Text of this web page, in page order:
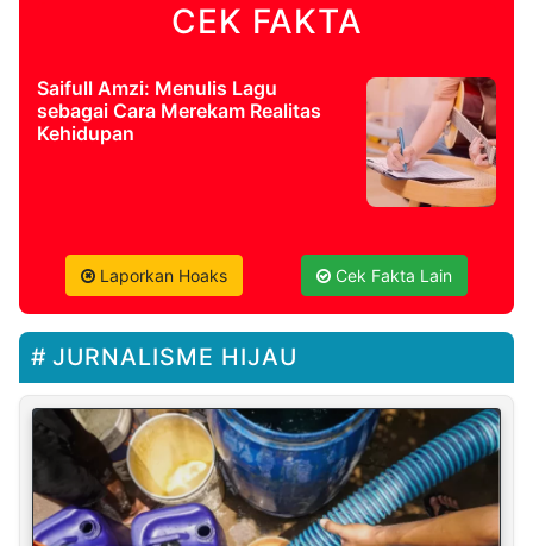
CEK FAKTA
Saifull Amzi: Menulis Lagu
sebagai Cara Merekam Realitas
Kehidupan
Laporkan Hoaks Cek Fakta Lain
JURNALISME HIJAU